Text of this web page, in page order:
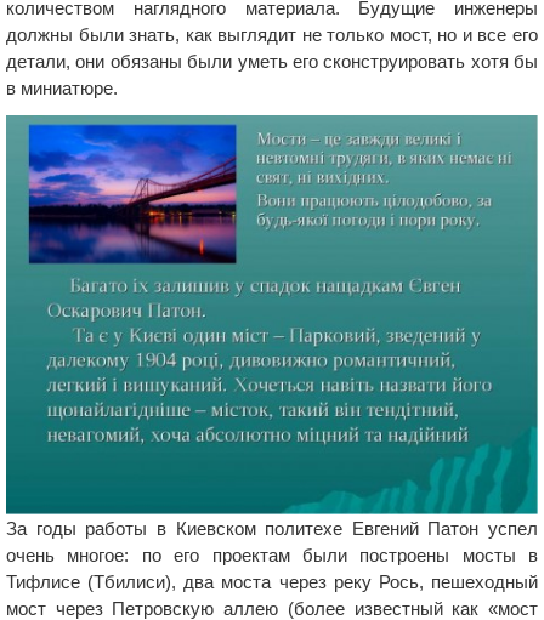
количеством наглядного материала. Будущие инженеры
должны были знать, как выглядит не только мост, но и все его
детали, они обязаны были уметь его сконструировать хотя бы
в миниатюре.
За годы работы в Киевском политехе Евгений Патон успел
очень многое: по его проектам были построены мосты в
Тифлисе (Тбилиси), два моста через реку Рось, пешеходный
мост через Петровскую аллею (более известный как «мост